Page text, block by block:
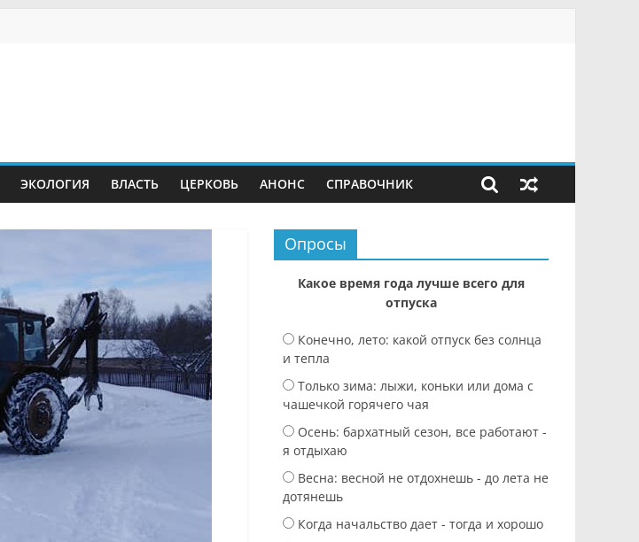
ЭКОЛОГИЯ ВЛАСТЬ ЦЕРКОВЬ АНОНС СПРАВОЧНИК
Опросы
Какое время года лучше всего для
отпуска
Конечно, лето: какой отпуск без солнца
и тепла
Только зима: лыжи, коньки или дома с
чашечкой горячего чая
Осень: бархатный сезон, все работают -
я отдыхаю
Весна: весной не отдохнешь - до лета не
дотянешь
Когда начальство дает - тогда и хорошо